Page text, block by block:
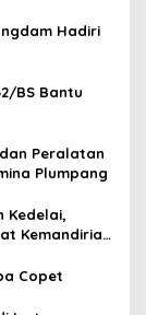
Hadiri
BS Bantu
Peralatan
Plumpang
Kedelai,
Kemandirian
Copet